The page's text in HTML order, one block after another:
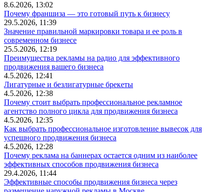
8.6.2026, 13:02
Почему франшиза — это готовый путь к бизнесу
29.5.2026, 11:39
Значение правильной маркировки товара и ее роль в
современном бизнесе
25.5.2026, 12:19
Преимущества рекламы на радио для эффективного
продвижения вашего бизнеса
4.5.2026, 12:41
Лигатурные и безлигатурные брекеты
4.5.2026, 12:38
Почему стоит выбрать профессиональное рекламное
агентство полного цикла для продвижения бизнеса
4.5.2026, 12:35
Как выбрать профессиональное изготовление вывесок для
успешного продвижения бизнеса
4.5.2026, 12:28
Почему реклама на баннерах остается одним из наиболее
эффективных способов продвижения бизнеса
29.4.2026, 11:44
Эффективные способы продвижения бизнеса через